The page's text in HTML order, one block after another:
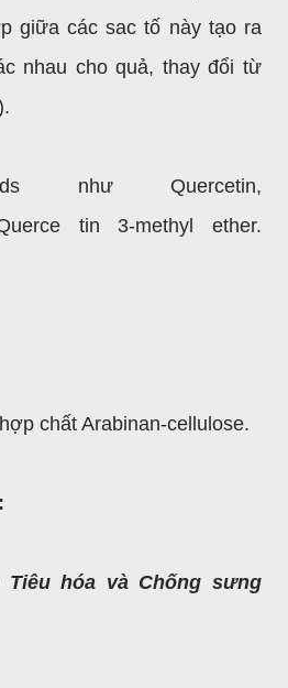
giữa các sac tố này tạo ra
nhau cho quả, thay đổi từ
như Quercetin,
tin 3-methyl ether.
chất Arabinan-cellulose.
Tiêu hóa và Chống sưng